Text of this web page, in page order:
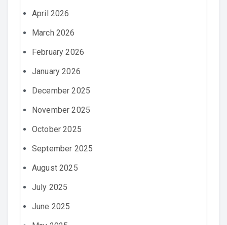
April 2026
March 2026
February 2026
January 2026
December 2025
November 2025
October 2025
September 2025
August 2025
July 2025
June 2025